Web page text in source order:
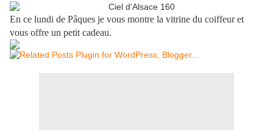
En ce lundi de Pâques je vous montre la vitrine du coiffeur et
vous offre un petit cadeau.